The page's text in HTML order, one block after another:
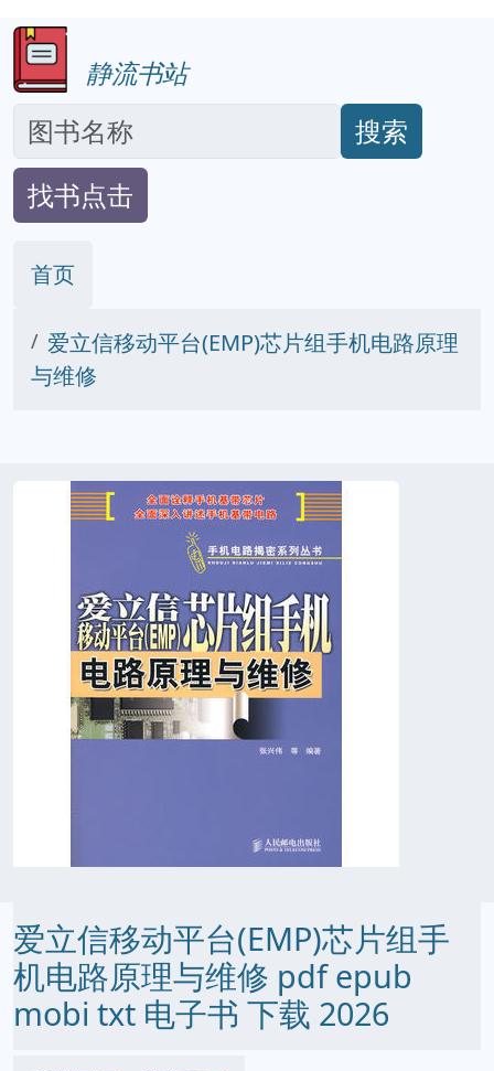
静流书站
搜索
找书点击
首页
爱立信移动平台(EMP)芯片组手机电路原理
与维修
爱立信移动平台(EMP)芯片组手
机电路原理与维修 pdf epub
mobi txt 电子书 下载 2026